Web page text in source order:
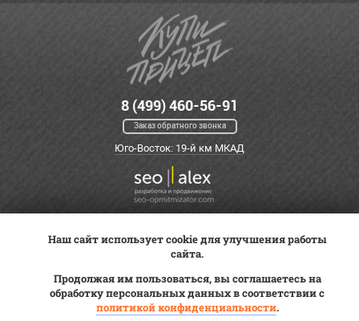
8 (499) 460-56-91
Заказ обратного звонка
Юго-Восток: 19-й км МКАД
Постановка на учет
Трейд-ин
Статьи
ВК Видео
Наш сайт использует cookie для улучшения работы
сайта.
Продолжая им пользоваться, вы соглашаетесь на
обработку персональных данных в соответствии с
политикой конфиденциальности.